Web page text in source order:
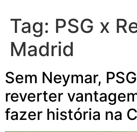
Tag: PSG x
Madrid
Sem Neymar,
reverter
fazer história na